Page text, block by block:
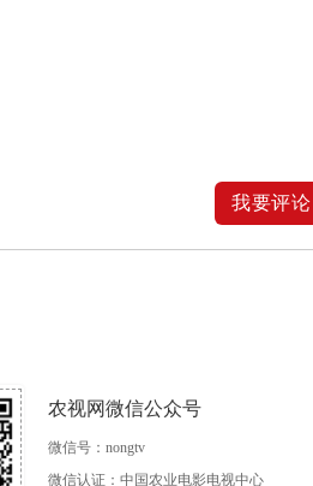
我要评论
农视网微信公众号
微信号：nongtv
微信认证：中国农业电影电视中心